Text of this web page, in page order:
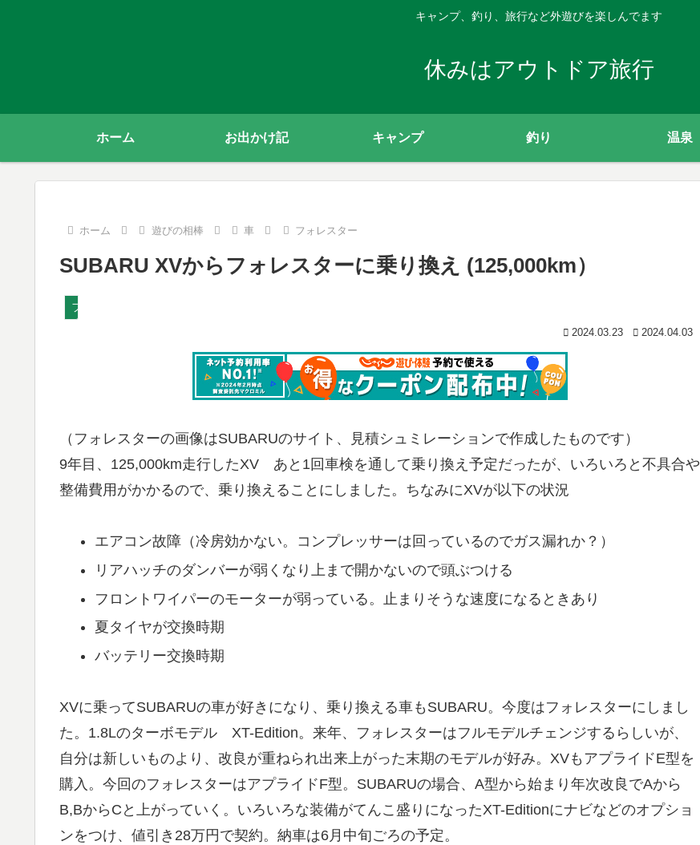
キャンプ、釣り、旅行など外遊びを楽しんでます
休みはアウトドア旅行
ホーム お出かけ記 キャンプ 釣り 温泉
ホーム 遊びの相棒 車 フォレスター
SUBARU XVからフォレスターに乗り換え (125,000km）
フォレスター
2024.03.23 2024.04.03
（フォレスターの画像はSUBARUのサイト、見積シュミレーションで作成したものです）
9年目、125,000km走行したXV あと1回車検を通して乗り換え予定だったが、いろいろと不具合や
整備費用がかかるので、乗り換えることにしました。ちなみにXVが以下の状況
エアコン故障（冷房効かない。コンプレッサーは回っているのでガス漏れか？）
リアハッチのダンバーが弱くなり上まで開かないので頭ぶつける
フロントワイパーのモーターが弱っている。止まりそうな速度になるときあり
夏タイヤが交換時期
バッテリー交換時期
XVに乗ってSUBARUの車が好きになり、乗り換える車もSUBARU。今度はフォレスターにしまし
た。1.8Lのターボモデル XT-Edition。来年、フォレスターはフルモデルチェンジするらしいが、
自分は新しいものより、改良が重ねられ出来上がった末期のモデルが好み。XVもアプライドE型を
購入。今回のフォレスターはアプライドF型。SUBARUの場合、A型から始まり年次改良でAから
B,BからCと上がっていく。いろいろな装備がてんこ盛りになったXT-Editionにナビなどのオプショ
ンをつけ、値引き28万円で契約。納車は6月中旬ごろの予定。